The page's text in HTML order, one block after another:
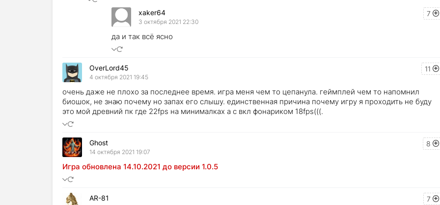
7
xaker64
3 октября 2021 22:30
да и так всё ясно
11
OverLord45
4 октября 2021 19:45
очень даже не плохо за последнее время. игра меня чем то цепанула. геймплей чем то напомнил
биошок, не знаю почему но запах его слышу. единственная причина почему игру я проходить не буду
это мой древний пк где 22fps на минималках а с вкл фонариком 18fps(((.
8
Ghost
14 октября 2021 19:07
Игра обновлена 14.10.2021 до версии 1.0.5
7
AR-81